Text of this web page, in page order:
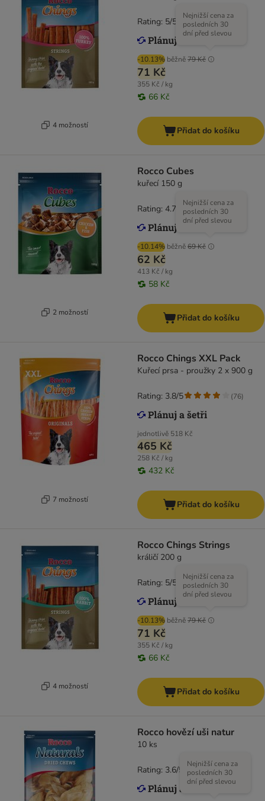
4 možností
-10.13% běžně79 Kč
Nejnižší cena za
posledních 30
dní před slevou
71 Kč
355 Kč / kg
66 Kč
Rating: 5/5 (2
Přidat do košíku
2 možností
Rocco Cubes
kuřecí 150 g
-10.14% běžně69 Kč
Nejnižší cena za
posledních 30
dní před slevou
62 Kč
413 Kč / kg
58 Kč
Rating: 4.7/5
Přidat do košíku
7 možností
Rocco Chings XXL Pack
Kuřecí prsa - proužky 2 x 900 g
jednotlivě 518 Kč
465 Kč
258 Kč / kg
432 Kč
Rating: 3.8/5 (76)
Přidat do košíku
4 možností
Rocco Chings Strings
králičí 200 g
-10.13% běžně79 Kč
Nejnižší cena za
posledních 30
dní před slevou
71 Kč
355 Kč / kg
66 Kč
Rating: 5/5 (2
Přidat do košíku
Rocco hovězí uši natur
10 ks
Nejnižší cena za
posledních 30
dní před slevou
Rating: 3.6/5 (